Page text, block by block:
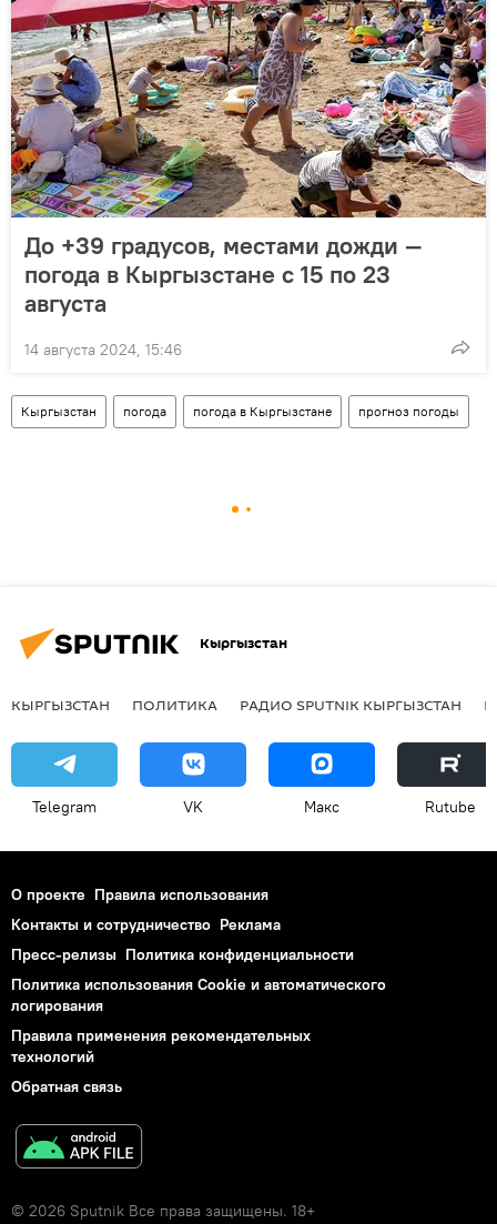
До +39 градусов, местами дожди —
погода в Кыргызстане с 15 по 23
августа
14 августа 2024, 15:46
Кыргызстан погода погода в Кыргызстане прогноз погоды
Кыргызстан
КЫРГЫЗСТАН ПОЛИТИКА РАДИО SPUTNIK КЫРГЫЗСТАН
Telegram VK Макс Rutube
О проекте Правила использования
Контакты и сотрудничество Реклама
Пресс-релизы Политика конфиденциальности
Политика использования Cookie и автоматического
логирования
Правила применения рекомендательных
технологий
Обратная связь
© 2026 Sputnik Все права защищены. 18+